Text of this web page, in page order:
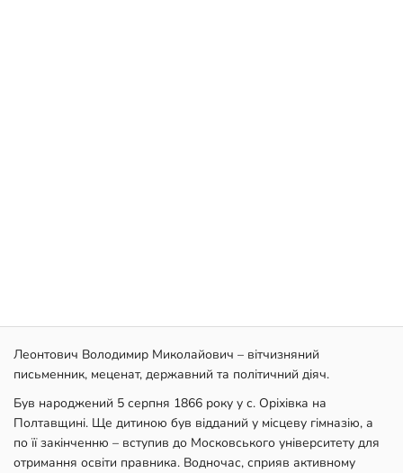
Леонтович Володимир Миколайович – вітчизняний
письменник, меценат, державний та політичний діяч.
Був народжений 5 серпня 1866 року у с. Оріхівка на
Полтавщині. Ще дитиною був відданий у місцеву гімназію, а
по її закінченню – вступив до Московського університету для
отримання освіти правника. Водночас, сприяв активному